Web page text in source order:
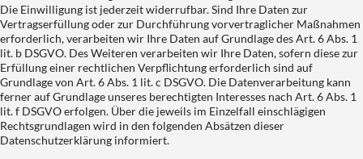
Die Einwilligung ist jederzeit widerrufbar. Sind Ihre Daten zur
Vertragserfüllung oder zur Durchführung vorvertraglicher Maßnahmen
erforderlich, verarbeiten wir Ihre Daten auf Grundlage des Art. 6 Abs. 1
lit. b DSGVO. Des Weiteren verarbeiten wir Ihre Daten, sofern diese zur
Erfüllung einer rechtlichen Verpflichtung erforderlich sind auf
Grundlage von Art. 6 Abs. 1 lit. c DSGVO. Die Datenverarbeitung kann
ferner auf Grundlage unseres berechtigten Interesses nach Art. 6 Abs. 1
lit. f DSGVO erfolgen. Über die jeweils im Einzelfall einschlägigen
Rechtsgrundlagen wird in den folgenden Absätzen dieser
Datenschutzerklärung informiert.